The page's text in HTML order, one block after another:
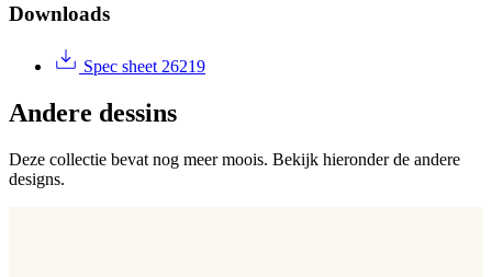
Downloads
Spec sheet 26219
Andere dessins
Deze collectie bevat nog meer moois. Bekijk hieronder de andere
designs.